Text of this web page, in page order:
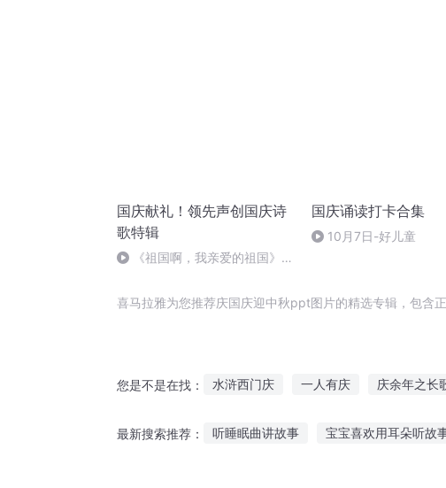
国庆献礼！领先声创国庆诗
歌特辑
《祖国啊，我亲爱的祖国》温
国庆诵读打卡合集
10月7日-好儿童
喜马拉雅为您推荐庆国庆迎中秋ppt图片的精选专辑，包含
您是不是在找： 水浒西门庆 一人有庆 庆余年之长
最新搜索推荐： 听睡眠曲讲故事 宝宝喜欢用耳朵听故